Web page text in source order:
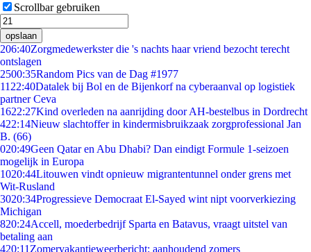
Scrollbar gebruiken
opslaan
206:40Zorgmedewerkster die 's nachts haar vriend bezocht terecht
ontslagen
2500:35Random Pics van de Dag #1977
11 22:40Datalek bij Bol en de Bijenkorf na cyberaanval op logistiek
partner Ceva
1622:27Kind overleden na aanrijding door AH-bestelbus in Dordrecht
422:14Nieuw slachtoffer in kindermisbruikzaak zorgprofessional Jan
B. (66)
020:49Geen Qatar en Abu Dhabi? Dan eindigt Formule 1-seizoen
mogelijk in Europa
1020:44Litouwen vindt opnieuw migrantentunnel onder grens met
Wit-Rusland
3020:34Progressieve Democraat El-Sayed wint nipt voorverkiezing
Michigan
820:24Accell, moederbedrijf Sparta en Batavus, vraagt uitstel van
betaling aan
420:11 Zomervakantieweerbericht: aanhoudend zomers